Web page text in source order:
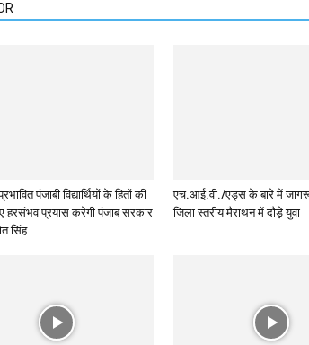
पंजाबी विद्यार्थियों के हितों की
हरसंभव प्रयास करेगी पंजाब सरकार
सिंह
एच.आई.वी./एड्स के बारे में
जिला स्तरीय मैराथन में दौड़े युवा